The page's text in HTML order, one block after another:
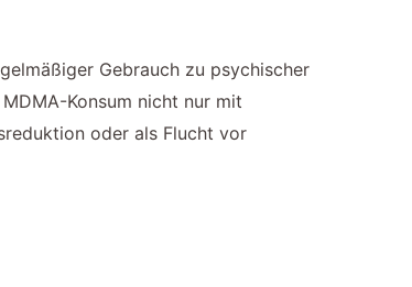
Gebrauch zu psychischer
Konsum nicht nur mit
oder als Flucht vor